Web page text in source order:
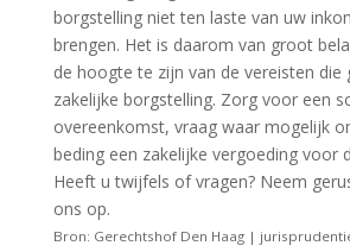
borgstelling niet ten laste van uw
brengen. Het is daarom van groot
de hoogte te zijn van de vereisten die
zakelijke borgstelling. Zorg voor een
overeenkomst, vraag waar mogelijk
beding een zakelijke vergoeding voor
Heeft u twijfels of vragen? Neem
ons op.
Bron: Gerechtshof Den Haag |